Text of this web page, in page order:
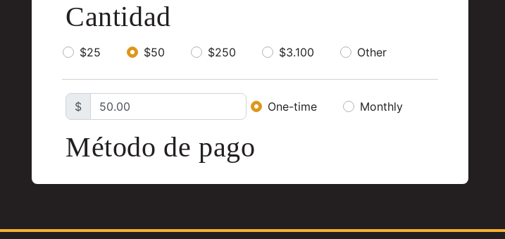
Cantidad
$25 $50 $250 $3.100 Other
$ Donation
One-time Monthly
Método de pago